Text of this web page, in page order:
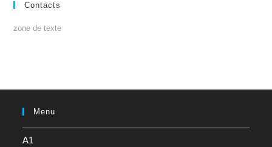
Contacts
zone de texte
Menu
A1